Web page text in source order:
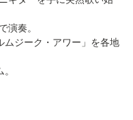
演奏。
ムジーク・アワー」を各地